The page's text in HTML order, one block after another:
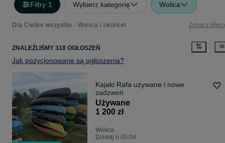
Filtry·1 Wybierz kategorię Wolica
Dla Ciebie wszystko - Wolica i okolice! Zobacz
ZNALEŹLIŚMY 318 OGŁOSZEŃ
Jak pozycjonowane są ogłoszenia?
Kajaki Rafa używane i nowe
zadzwoń
Używane
1 200 zł
Wolica
Dzisiaj o 05:04